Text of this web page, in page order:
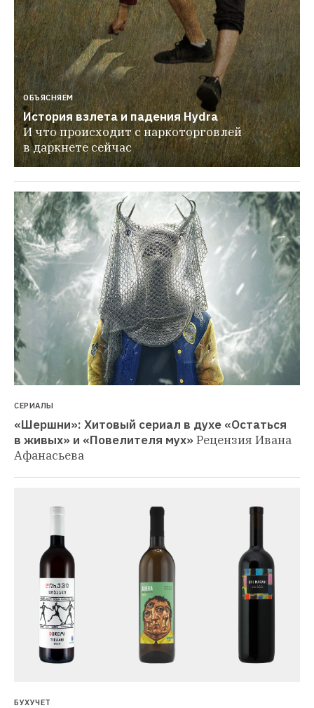
ОБЪЯСНЯЕМ
История взлета и падения Hydra
И что происходит с наркоторговлей
в даркнете сейчас
СЕРИАЛЫ
«Шершни»: Хитовый сериал в духе «Остаться
в живых» и «Повелителя мух» Рецензия Ивана
Афанасьева
БУХУЧЕТ